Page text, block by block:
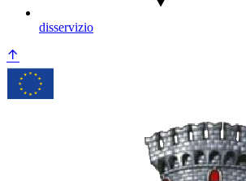
disservizio